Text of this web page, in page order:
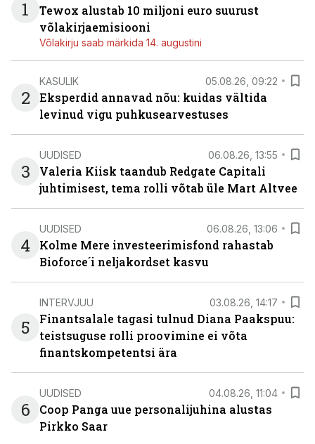
1
Tewox alustab 10 miljoni euro suurust
võlakirjaemisiooni
Võlakirju saab märkida 14. augustini
2
KASULIK 05.08.26, 09:22
Eksperdid annavad nõu: kuidas vältida
levinud vigu puhkusearvestuses
3
UUDISED 06.08.26, 13:55
Valeria Kiisk taandub Redgate Capitali
juhtimisest, tema rolli võtab üle Mart Altvee
4
UUDISED 06.08.26, 13:06
Kolme Mere investeerimisfond rahastab
Bioforce´i neljakordset kasvu
5
INTERVJUU 03.08.26, 14:17
Finantsalale tagasi tulnud Diana Paakspuu:
teistsuguse rolli proovimine ei võta
finantskompetentsi ära
6
UUDISED 04.08.26, 11:04
Coop Panga uue personalijuhina alustas
Pirkko Saar